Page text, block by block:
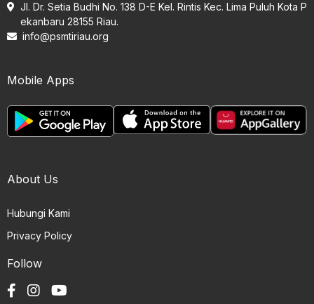
Jl. Dr. Setia Budhi No. 138 D-E Kel. Rintis Kec. Lima Puluh Kota P
ekanbaru 28155 Riau.
info@psmtiriau.org
Mobile Apps
About Us
Hubungi Kami
Privacy Policy
Follow